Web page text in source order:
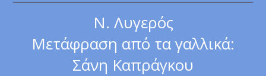
Ν. Λυγερός
Μετάφραση από τα γαλλικά:
Σάνη Καπράγκου